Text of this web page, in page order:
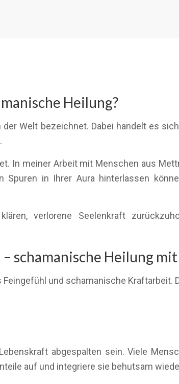
Heilung?
Welt bezeichnet. Dabei handelt es
In meiner Arbeit mit Menschen aus
Spuren in Ihrer Aura hinterlassen
verlorene Seelenkraft
schamanische Heilung
und schamanische Kraftarbeit.
abgespalten sein. Viele
auf und integriere sie behutsam